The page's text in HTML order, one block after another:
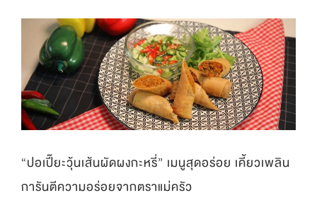
“ปอเปี๊ยะวุ้นเส้นผัดผงกะหรี่” เมนูสุดอร่อย เคี้ยวเพลิน
การันตีความอร่อยจากตราแม่ครัว